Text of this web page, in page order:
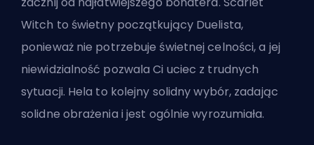
Witch to świetny początkujący Duelista,
ponieważ nie potrzebuje świetnej celności, a jej
niewidzialność pozwala Ci uciec z trudnych
sytuacji. Hela to kolejny solidny wybór, zadając
solidne obrażenia i jest ogólnie wyrozumiała.